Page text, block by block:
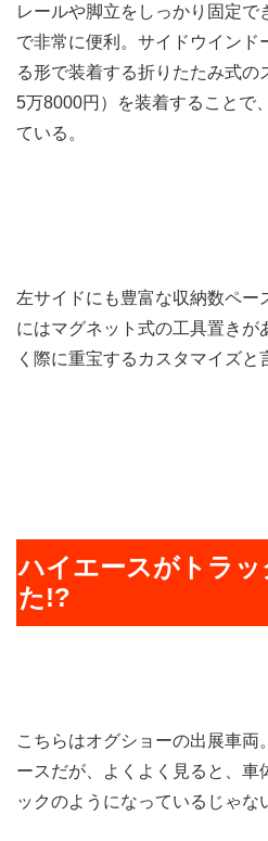
レールや脚立をしっかり固定
で非常に便利。サイドウインド
る形で装着する折りたたみ式の
5万8000円）を装着することで
ている。
左サイドにも豊富な収納数ペー
にはマグネット式の工具置きが
く際に重宝するカスタマイズと
ハイエースがトラ
た!?
こちらはオグショーの出展車両
ースだが、よくよく見ると、車
ックのようになっているじゃな